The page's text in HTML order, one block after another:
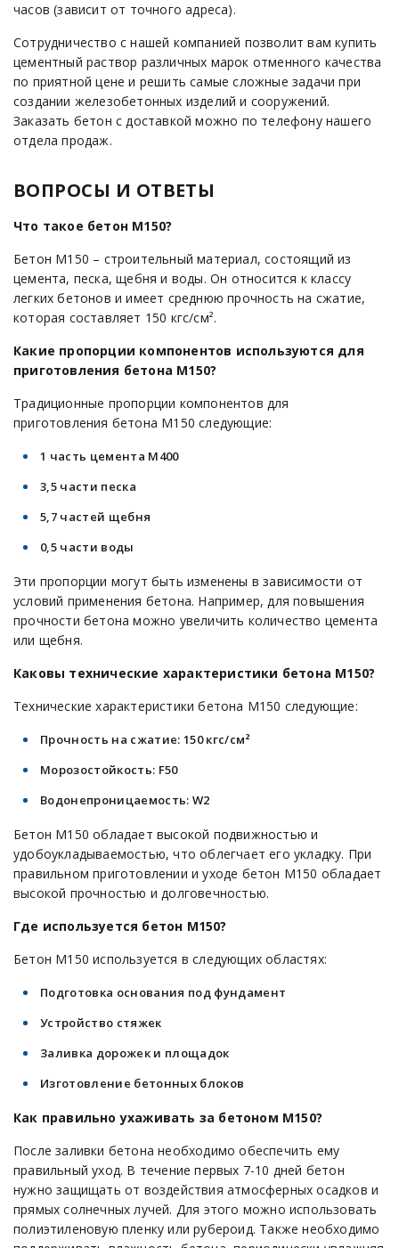
часов (зависит от точного адреса).
Сотрудничество с нашей компанией позволит вам купить
цементный раствор различных марок отменного качества
по приятной цене и решить самые сложные задачи при
создании железобетонных изделий и сооружений.
Заказать бетон с доставкой можно по телефону нашего
отдела продаж.
ВОПРОСЫ И ОТВЕТЫ
Что такое бетон М150?
Бетон М150 – строительный материал, состоящий из
цемента, песка, щебня и воды. Он относится к классу
легких бетонов и имеет среднюю прочность на сжатие,
которая составляет 150 кгс/см².
Какие пропорции компонентов используются для
приготовления бетона М150?
Традиционные пропорции компонентов для
приготовления бетона М150 следующие:
1 часть цемента М400
3,5 части песка
5,7 частей щебня
0,5 части воды
Эти пропорции могут быть изменены в зависимости от
условий применения бетона. Например, для повышения
прочности бетона можно увеличить количество цемента
или щебня.
Каковы технические характеристики бетона М150?
Технические характеристики бетона М150 следующие:
Прочность на сжатие: 150 кгс/см²
Морозостойкость: F50
Водонепроницаемость: W2
Бетон М150 обладает высокой подвижностью и
удобоукладываемостью, что облегчает его укладку. При
правильном приготовлении и уходе бетон М150 обладает
высокой прочностью и долговечностью.
Где используется бетон М150?
Бетон М150 используется в следующих областях:
Подготовка основания под фундамент
Устройство стяжек
Заливка дорожек и площадок
Изготовление бетонных блоков
Как правильно ухаживать за бетоном М150?
После заливки бетона необходимо обеспечить ему
правильный уход. В течение первых 7-10 дней бетон
нужно защищать от воздействия атмосферных осадков и
прямых солнечных лучей. Для этого можно использовать
полиэтиленовую пленку или рубероид. Также необходимо